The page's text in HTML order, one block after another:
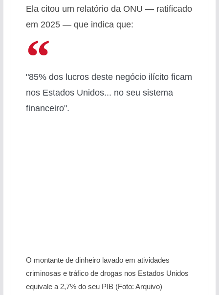
Ela citou um relatório da ONU — ratificado
em 2025 — que indica que:
"85% dos lucros deste negócio ilícito ficam
nos Estados Unidos... no seu sistema
financeiro".
O montante de dinheiro lavado em atividades
criminosas e tráfico de drogas nos Estados Unidos
equivale a 2,7% do seu PIB (Foto: Arquivo)